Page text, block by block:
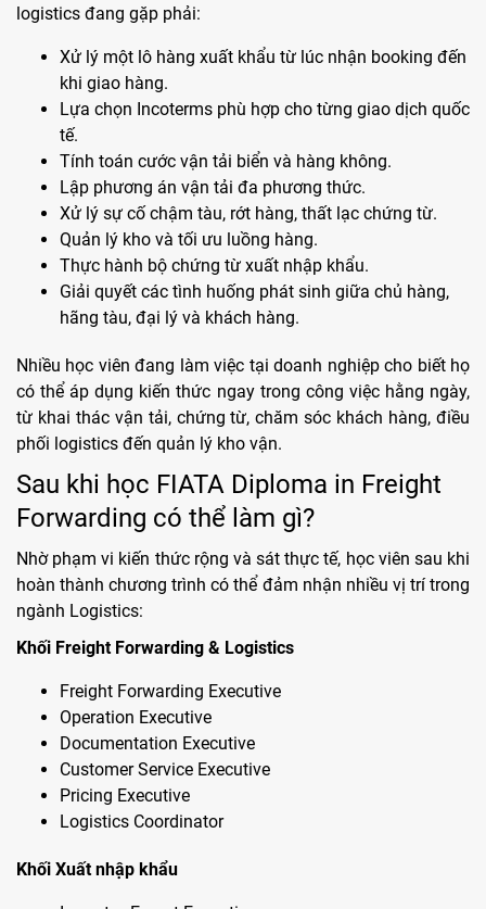
logistics đang gặp phải:
Xử lý một lô hàng xuất khẩu từ lúc nhận booking đến
khi giao hàng.
Lựa chọn Incoterms phù hợp cho từng giao dịch quốc
tế.
Tính toán cước vận tải biển và hàng không.
Lập phương án vận tải đa phương thức.
Xử lý sự cố chậm tàu, rớt hàng, thất lạc chứng từ.
Quản lý kho và tối ưu luồng hàng.
Thực hành bộ chứng từ xuất nhập khẩu.
Giải quyết các tình huống phát sinh giữa chủ hàng,
hãng tàu, đại lý và khách hàng.
Nhiều học viên đang làm việc tại doanh nghiệp cho biết họ
có thể áp dụng kiến thức ngay trong công việc hằng ngày,
từ khai thác vận tải, chứng từ, chăm sóc khách hàng, điều
phối logistics đến quản lý kho vận.
Sau khi học FIATA Diploma in Freight
Forwarding có thể làm gì?
Nhờ phạm vi kiến thức rộng và sát thực tế, học viên sau khi
hoàn thành chương trình có thể đảm nhận nhiều vị trí trong
ngành Logistics:
Khối Freight Forwarding & Logistics
Freight Forwarding Executive
Operation Executive
Documentation Executive
Customer Service Executive
Pricing Executive
Logistics Coordinator
Khối Xuất nhập khẩu